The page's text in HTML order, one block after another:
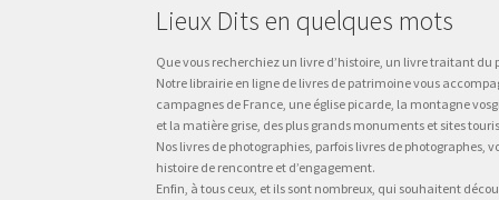
Lieux Dits en quelques mots
Que vous recherchiez un livre d’histoire, un livre traitant
Notre librairie en ligne de livres de patrimoine vous
campagnes de France, une église picarde, la montagne
et la matière grise, des plus grands monuments et sites
Nos livres de photographies, parfois livres de
histoire de rencontre et d’engagement.
Enfin, à tous ceux, et ils sont nombreux, qui souhaitent